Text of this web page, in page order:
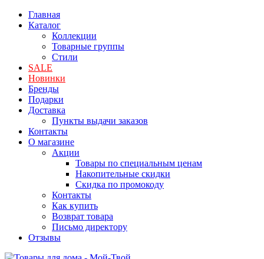
Главная
Каталог
Коллекции
Товарные группы
Стили
SALE
Новинки
Бренды
Подарки
Доставка
Пункты выдачи заказов
Контакты
О магазине
Акции
Товары по специальным ценам
Накопительные скидки
Скидка по промокоду
Контакты
Как купить
Возврат товара
Письмо директору
Отзывы